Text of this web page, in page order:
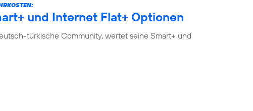
und Internet Flat+ Optionen
türkische Community, wertet seine Smart+ und